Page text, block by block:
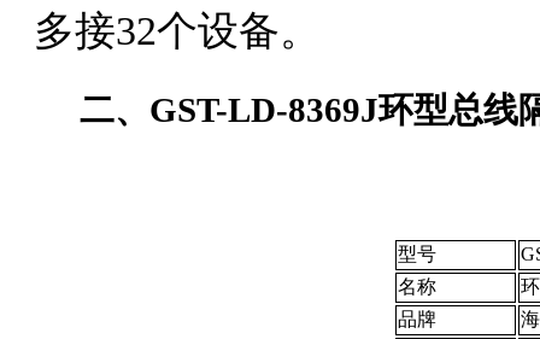
多接32个设备。
二、GST-LD-8369J环型总线
型号
名称
品牌